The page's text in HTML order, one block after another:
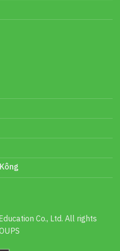
Co., Ltd. All rights